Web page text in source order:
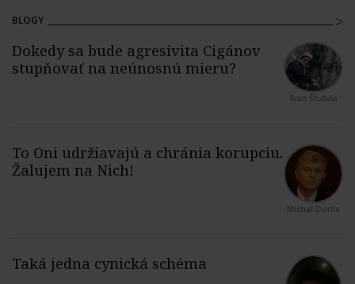
BLOGY
Ivan Štubňa
Michal Durila